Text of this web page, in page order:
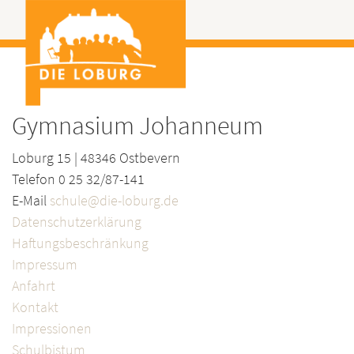
Gymnasium Johanneum
Loburg 15 | 48346 Ostbevern
Telefon 0 25 32/87-141
E-Mail schule@die-loburg.de
Datenschutzerklärung
Haftungsbeschränkung
Impressum
Anfahrt
Kontakt
Impressionen
Schulbistum